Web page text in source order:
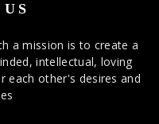
a mission is to create a
intellectual, loving
each other's desires and